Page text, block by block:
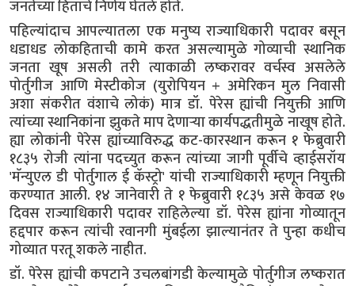
जनतेच्या हिताचे निर्णय घेतले होते.
पहिल्यांदाच आपल्यातला एक मनुष्य राज्याधिकारी पदावर बसून
धडाधड लोकहिताची कामे करत असल्यामुळे गोव्याची स्थानिक
जनता खूष असली तरी त्याकाळी लष्करावर वर्चस्व असलेले
पोर्तुगीज आणि मेस्टीकोज (युरोपियन + अमेरिकन मुल निवासी
अशा संकरीत वंशाचे लोकं) मात्र डॉ. पेरेस ह्यांची नियुक्ती आणि
त्यांच्या स्थानिकांना झुकते माप देणाऱ्या कार्यपद्धतीमुळे नाखूष होते.
ह्या लोकांनी पेरेस ह्यांच्याविरुद्ध कट-कारस्थान करून १ फेब्रुवारी
१८३५ रोजी त्यांना पदच्युत करून त्यांच्या जागी पूर्वीचे व्हाईसरॉय
'मॅन्युएल डी पोर्तुगाल ई कॅस्ट्रो' यांची राज्याधिकारी म्हणून नियुक्ती
करण्यात आली. १४ जानेवारी ते १ फेब्रुवारी १८३५ असे केवळ १७
दिवस राज्याधिकारी पदावर राहिलेल्या डॉ. पेरेस ह्यांना गोव्यातून
हद्दपार करून त्यांची रवानगी मुंबईला झाल्यानंतर ते पुन्हा कधीच
गोव्यात परतू शकले नाहीत.
डॉ. पेरेस ह्यांची कपटाने उचलबांगडी केल्यामुळे पोर्तुगीज लष्करात